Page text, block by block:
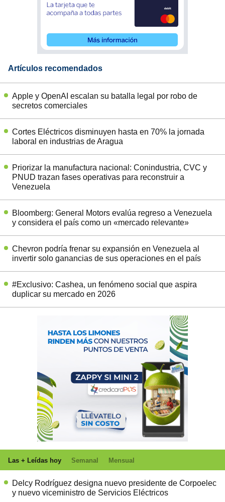
Artículos recomendados
Apple y OpenAI escalan su batalla legal por robo de
secretos comerciales
Cortes Eléctricos disminuyen hasta en 70% la jornada
laboral en industrias de Aragua
Priorizar la manufactura nacional: Conindustria, CVC y
PNUD trazan fases operativas para reconstruir a
Venezuela
Bloomberg: General Motors evalúa regreso a Venezuela
y considera el país como un «mercado relevante»
Chevron podría frenar su expansión en Venezuela al
invertir solo ganancias de sus operaciones en el país
#Exclusivo: Cashea, un fenómeno social que aspira
duplicar su mercado en 2026
Las + Leídas hoy Semanal Mensual
Delcy Rodríguez designa nuevo presidente de Corpoelec
y nuevo viceministro de Servicios Eléctricos